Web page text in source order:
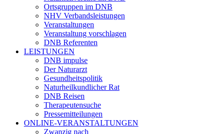
Ortsgruppen im DNB
NHV Verbandsleistungen
Veranstaltungen
Veranstaltung vorschlagen
DNB Referenten
LEISTUNGEN
DNB impulse
Der Naturarzt
Gesundheitspolitik
Naturheilkundlicher Rat
DNB Reisen
Therapeutensuche
Pressemitteilungen
ONLINE-VERANSTALTUNGEN
Zwanzig nach